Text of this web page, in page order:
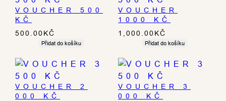
VOUCHER 500
KČ
500.00 KČ
Přidat do košíku
VOUCHER
1000 KČ
1,000.00 KČ
Přidat do košíku
VOUCHER 2
000 KČ
VOUCHER 3
000 KČ